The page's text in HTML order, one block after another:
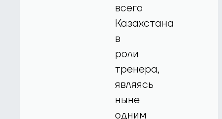
всего
Казахстана
в
роли
тренера,
являясь
ныне
одним